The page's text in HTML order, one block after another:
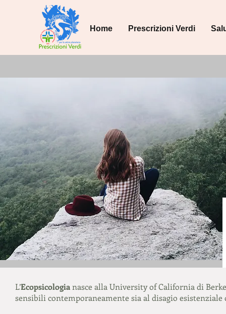
Home Prescrizioni Verdi
L’Ecopsicologianasce alla University of California di
sensibili contemporaneamente sia al disagio esistenziale